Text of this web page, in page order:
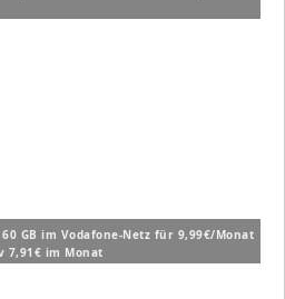
GB im Vodafone-Netz für 9,99€/Monat
7,91€ im Monat